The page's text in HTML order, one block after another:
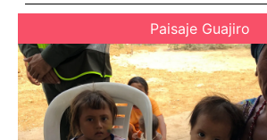
Paisaje Guajiro